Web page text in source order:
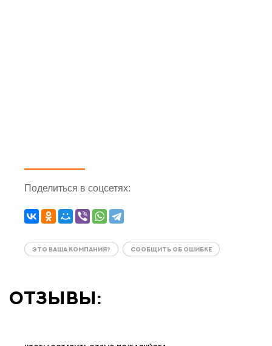
Поделиться в соцсетях:
ЭТО ВАША КОМПАНИЯ? СООБЩИТЬ ОБ ОШИБКЕ
отзывы: